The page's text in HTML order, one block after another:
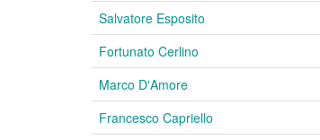
Salvatore Esposito
Fortunato Cerlino
Marco D'Amore
Francesco Capriello